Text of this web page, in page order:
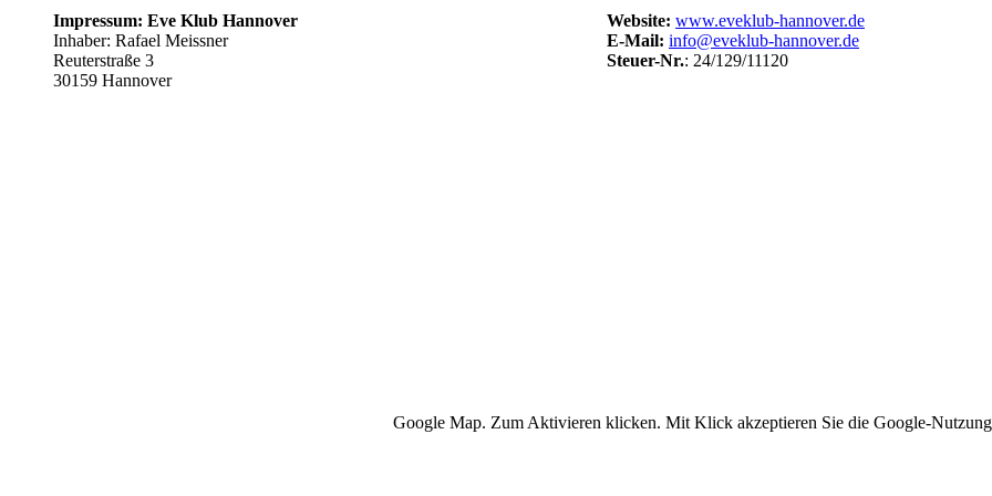
Impressum: Eve Klub Hannover
Inhaber: Rafael Meissner
Reuterstraße 3
30159 Hannover
Website: www.eveklub-hannover.de
E-Mail: info@eveklub-hannover.de
Steuer-Nr.: 24/129/11120
Google Map. Zum Aktivieren klicken. Mit Klick akzeptieren Sie die Google-